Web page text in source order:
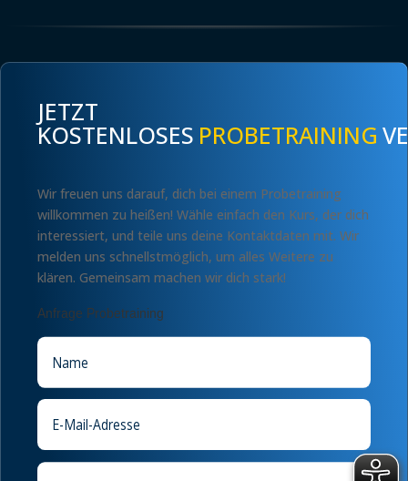
JETZT
KOSTENLOSES PROBETRAINING
Wir freuen uns darauf, dich bei einem Probetraining
willkommen zu heißen! Wähle einfach den Kurs, der dich
interessiert, und teile uns deine Kontaktdaten mit. Wir
melden uns schnellstmöglich, um alles Weitere zu
klären. Gemeinsam machen wir dich stark!
Anfrage Probetraining